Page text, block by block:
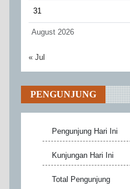
August 2026
31
« Jul
PENGUNJUNG
Pengunjung Hari Ini
Kunjungan Hari Ini
Total Pengunjung